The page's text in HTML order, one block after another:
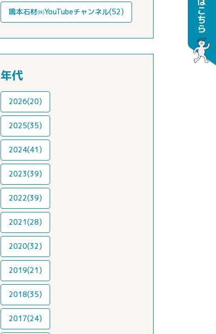
鳴本石材㈱YouTubeチャンネル(52)
年代
2026(20)
2025(35)
2024(41)
2023(39)
2022(39)
2021(28)
2020(32)
2019(21)
2018(35)
2017(24)